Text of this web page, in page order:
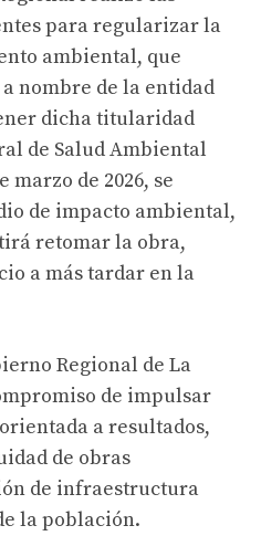
para regularizar la
ambiental, que
nombre de la entidad
dicha titularidad
de Salud Ambiental
marzo de 2026, se
de impacto ambiental,
retomar la obra,
a más tardar en la
Regional de La
de impulsar
a resultados,
de obras
de infraestructura
la población.